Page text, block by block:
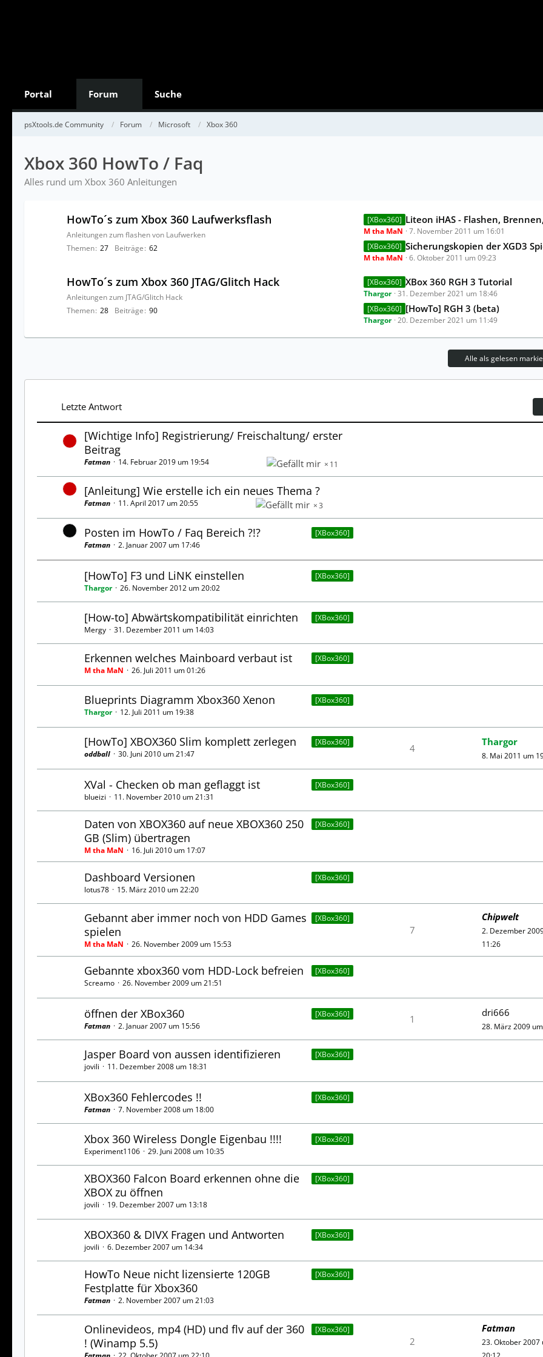
Portal Forum Suche
psXtools.de Community Forum Microsoft Xbox 360
Xbox 360 HowTo / Faq
Alles rund um Xbox 360 Anleitungen
HowTo´s zum Xbox 360 Laufwerksflash
Anleitungen zum flashen von Laufwerken
Themen 27 Beiträge 62
t
g
[XBox360] Liteon iHAS - Flashen, Brennen, Backup
M tha MaN
7. November 2011 um 16:01
[XBox360] Sicherungskopien der XGD3 Spiele mit Imageburn
M tha MaN 6. Oktober 2011 um 09:23
HowTo´s zum Xbox 360 JTAG/Glitch Hack
Anleitungen zum JTAG/Glitch Hack
Themen 28 Beiträge 90
t
[XBox360] XBox 360 RGH 3 Tutorial
Thargor
31. Dezember 2021 um 18:46
[XBox360] [HowTo] RGH 3 (beta)
Thargor 20. Dezember 2021 um 11:49
Alle als gelesen
Letzte Antwort
[Wichtige Info] Registrierung/ Freischaltung/ erster
Beitrag
11
Fatman 14. Februar 2019 um 19:54
[Anleitung] Wie erstelle ich ein neues Thema ?
3
Fatman 11. April 2017 um 20:55
[XBox360]
Posten im HowTo / Faq Bereich ?!?
Fatman 2. Januar 2007 um 17:46
[XBox360]
[HowTo] F3 und LiNK einstellen
Thargor 26. November 2012 um 20:02
[XBox360]
[How-to] Abwärtskompatibilität einrichten
Mergy 31. Dezember 2011 um 14:03
[XBox360]
Erkennen welches Mainboard verbaut ist
M tha MaN 26. Juli 2011 um 01:26
[XBox360]
Blueprints Diagramm Xbox360 Xenon
Thargor 12. Juli 2011 um 19:38
[XBox360]
[HowTo] XBOX360 Slim komplett zerlegen
oddball 30. Juni 2010 um 21:47 4
Thargor
8. Mai 2011 um
[XBox360]
XVal - Checken ob man geflaggt ist
blueizi 11. November 2010 um 21:31
[XBox360]
Daten von XBOX360 auf neue XBOX360 250
GB (Slim) übertragen
M tha MaN 16. Juli 2010 um 17:07
[XBox360]
Dashboard Versionen
lotus78 15. März 2010 um 22:20
[XBox360]
Gebannt aber immer noch von HDD Games
spielen
M tha MaN 26. November 2009 um 15:53
7
Chipwelt
2. Dezember
11:26
[XBox360]
Gebannte xbox360 vom HDD-Lock befreien
Screamo 26. November 2009 um 21:51
[XBox360]
öffnen der XBox360
Fatman 2. Januar 2007 um 15:56
1
dri666
28. März 2009
[XBox360]
Jasper Board von aussen identifizieren
jovili 11. Dezember 2008 um 18:31
[XBox360]
XBox360 Fehlercodes !!
Fatman 7. November 2008 um 18:00
[XBox360]
Xbox 360 Wireless Dongle Eigenbau !!!!
Experiment1106 29. Juni 2008 um 10:35
[XBox360]
XBOX360 Falcon Board erkennen ohne die
XBOX zu öffnen
jovili 19. Dezember 2007 um 13:18
[XBox360]
XBOX360 & DIVX Fragen und Antworten
jovili 6. Dezember 2007 um 14:34
[XBox360]
HowTo Neue nicht lizensierte 120GB
Festplatte für Xbox360
Fatman 2. November 2007 um 21:03
[XBox360]
Onlinevideos, mp4 (HD) und flv auf der 360
! (Winamp 5.5)
2
Fatman
23. Oktober 2007